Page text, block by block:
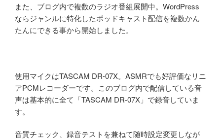
また、ブログ内で複数のラジオ番組展開中。WordPress
ならジャンルに特化したポッドキャスト配信を複数かん
たんにできる事から開始しました。
使用マイクはTASCAM DR-07X。ASMRでも好評価なリニ
アPCMレコーダーです。このブログ内で配信している音
声は基本的に全て「TASCAM DR-07X」で録音していま
す。
音質チェック、録音テストを兼ねて随時設定変更しなが